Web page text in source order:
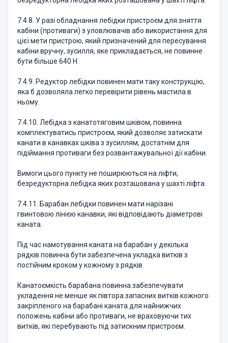
7.4.8. У разі обладнання лебідки пристроєм для зняття
кабіни (противаги) з уловлювачів або використання для
цієї мети пристрою, який призначений для пересування
кабіни вручну, зусилля, яке прикладається, не повинне
бути більше 640 Н.
7.4.9. Редуктор лебідки повинен мати таку конструкцію,
яка б дозволяла легко перевірити рівень мастила в
ньому.
7.4.10. Лебідка з канатотяговим шківом, повинна
комплектуватись пристроєм, який дозволяє затискати
канати в канавках шківа з зусиллям, достатнім для
підіймання противаги без розвантажувальної дії кабіни.
Вимоги цього пункту не поширюються на ліфти,
безредукторна лебідка яких розташована у шахті ліфта.
7.4.11. Барабан лебідки повинен мати нарізані
гвинтовою лінією канавки, які відповідають діаметрові
каната.
Під час намотування каната на барабан у декілька
рядків повинна бути забезпечена укладка витків з
постійним кроком у кожному з рядків.
Канатоємкість барабана повинна забезпечувати
укладення не менше як півтора запасних витків кожного
закріпленого на барабані каната для найнижчих
положень кабіни або противаги, не враховуючи тих
витків, які перебувають під затискним пристроєм.